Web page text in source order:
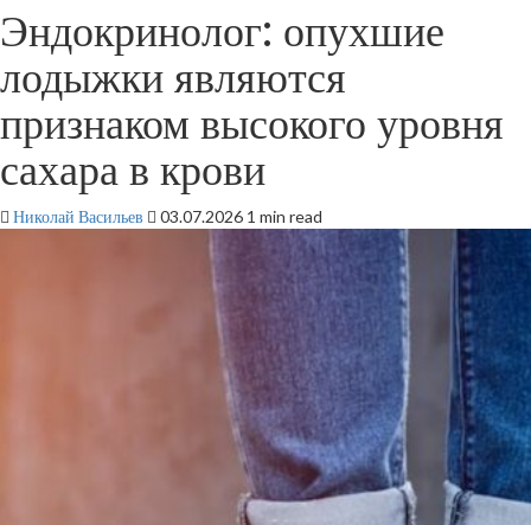
Эндокринолог: опухшие
лодыжки являются
признаком высокого уровня
сахара в крови
Николай Васильев 03.07.2026 1 min read